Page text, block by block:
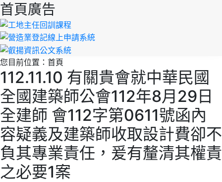
首頁廣告
您目前位置： 首頁
112.11.10 有關貴會就中華民國
全國建築師公會112年8月29日
全建師 會112字第0611號函內
容疑義及建築師收取設計費卻不
負其專業責任，爰有釐清其權責
之必要1案